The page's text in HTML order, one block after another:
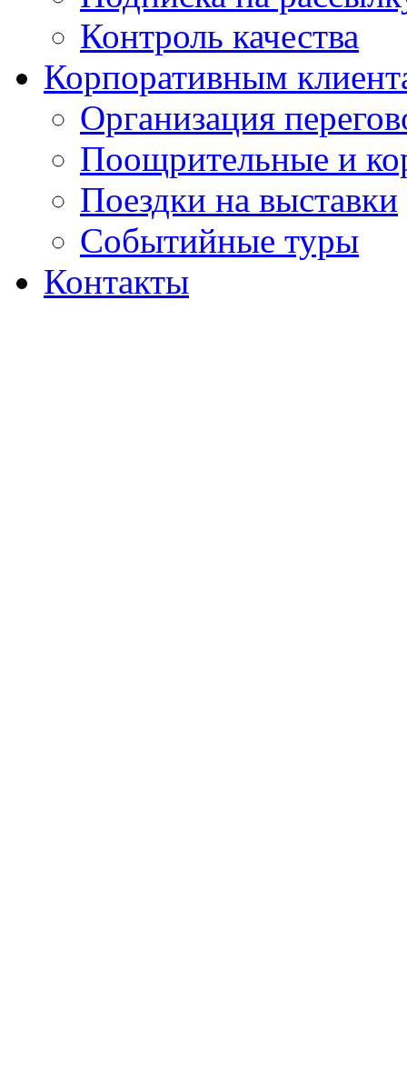
Контроль качества
Корпоративным
Организация
Поощрительные и
Поездки на выставки
Событийные туры
Контакты